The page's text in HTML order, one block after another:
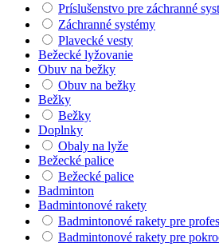
Príslušenstvo pre záchranné
Záchranné systémy
Plavecké vesty
Bežecké lyžovanie
Obuv na bežky
Obuv na bežky
Bežky
Bežky
Doplnky
Obaly na lyže
Bežecké palice
Bežecké palice
Badminton
Badmintonové rakety
Badmintonové rakety pre
Badmintonové rakety pre